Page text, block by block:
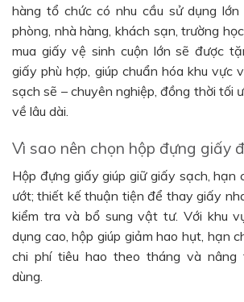
hàng tổ chức có nhu cầu sử dụng
phòng, nhà hàng, khách sạn, trường
mua giấy vệ sinh cuộn lớn sẽ được
giấy phù hợp, giúp chuẩn hóa khu vực
sạch sẽ – chuyên nghiệp, đồng thời tối
về lâu dài.
Vì sao nên chọn hộp đựng giấy
Hộp đựng giấy giúp giữ giấy sạch, hạn
ướt; thiết kế thuận tiện để thay giấy
kiểm tra và bổ sung vật tư. Với khu
dụng cao, hộp giúp giảm hao hụt, hạn
chi phí tiêu hao theo tháng và nâng
dùng.